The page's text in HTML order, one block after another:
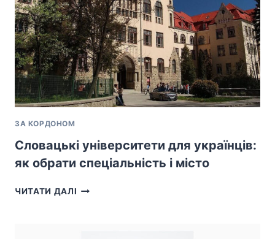
ЗА КОРДОНОМ
Словацькі університети для українців:
як обрати спеціальність і місто
ЧИТАТИ ДАЛІ СЛОВАЦЬКІ